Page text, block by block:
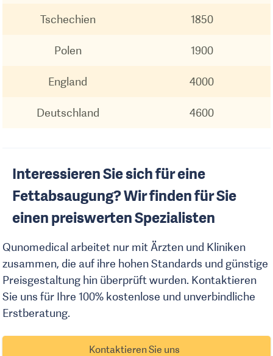
Tschechien 1850
Polen 1900
England 4000
Deutschland 4600
Interessieren Sie sich für eine
Fettabsaugung? Wir finden für Sie
einen preiswerten Spezialisten
Qunomedical arbeitet nur mit Ärzten und Kliniken
zusammen, die auf ihre hohen Standards und günstige
Preisgestaltung hin überprüft wurden. Kontaktieren
Sie uns für Ihre 100% kostenlose und unverbindliche
Erstberatung.
Kontaktieren Sie uns